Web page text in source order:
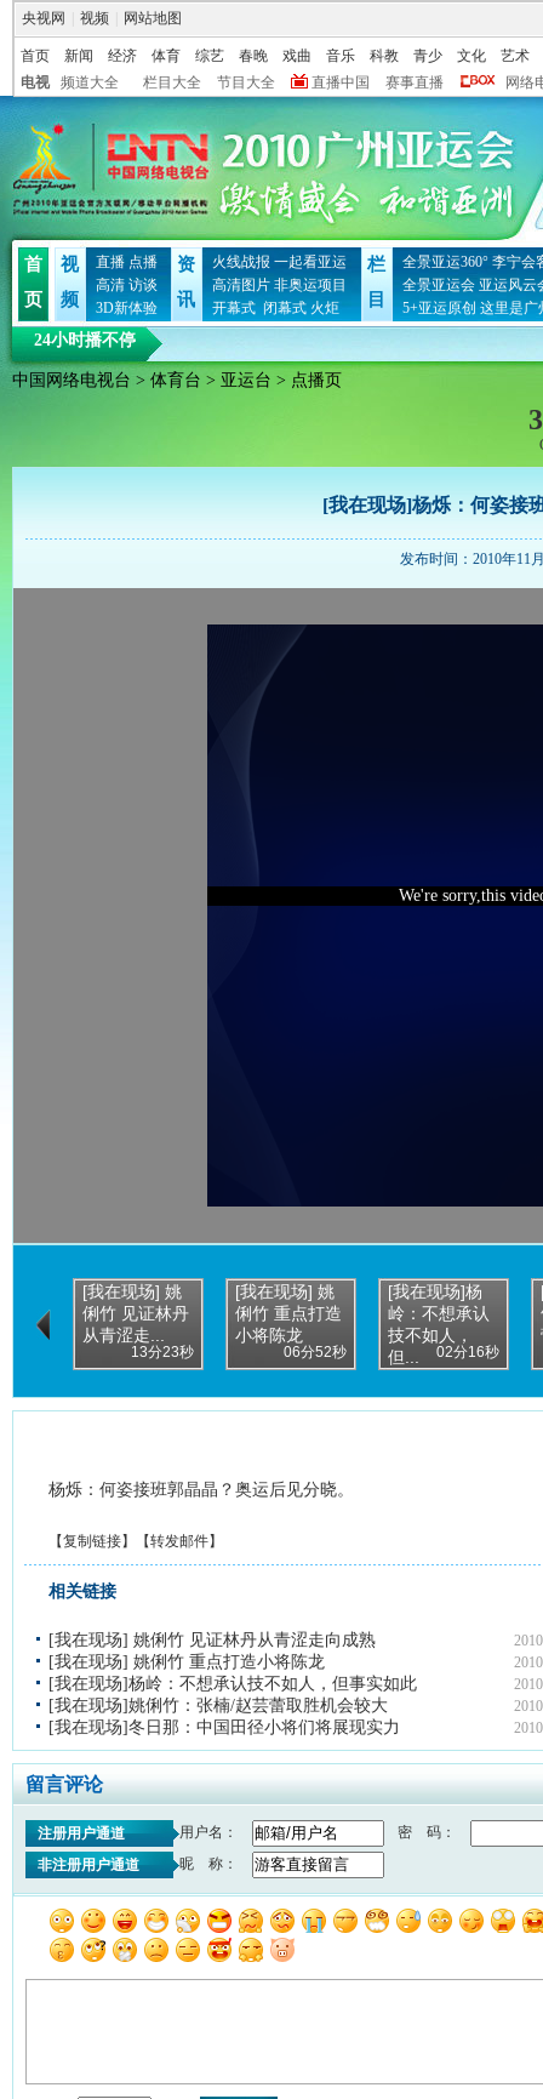
央视网 视频 网站地图
首页 新闻 经济 体育 综艺 春晚 戏曲 音乐 科教 青少 文化
艺术
电视
频道大全 栏目大全 节目大全 直播中国 赛事直播 网络
首
页
视
频
直播 点播
高清 访谈
3D新体验
资
讯
火线战报 一起看亚运
高清图片 非奥运项目
开幕式 闭幕式 火炬
栏
目
全景亚运360° 李宁会
全景亚运会 亚运风云
5+亚运原创 这里是广
24小时播不停
中国网络电视台 > 体育台 > 亚运台 > 点播页
[我在现场]杨烁：何姿接
发布时间：2010年11
We're sorry,this
[我在现场] 姚
俐竹 见证林丹
从青涩走...
13分23秒
[我在现场] 姚
俐竹 重点打造
小将陈龙
06分52秒
[我在现场]杨
岭：不想承认
技不如人，
但...
02分16秒
杨烁：何姿接班郭晶晶？奥运后见分晓。
【复制链接】【转发邮件】
相关链接
[我在现场] 姚俐竹 见证林丹从青涩走向成熟
[我在现场] 姚俐竹 重点打造小将陈龙
[我在现场]杨岭：不想承认技不如人，但事实如此
[我在现场]姚俐竹：张楠/赵芸蕾取胜机会较大
[我在现场]冬日那：中国田径小将们将展现实力
留言评论
注册用户通道 用户名：
密 码：
非注册用户通道
昵 称：